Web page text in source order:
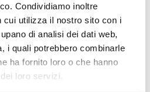
Condividiamo inoltre
cui utilizza il nostro sito con i
di analisi dei dati web,
i quali potrebbero combinarle
ha fornito loro o che hanno
loro servizi.
volta ai temi della cultural
utile allo sviluppo del business
di sottoculture costituite da
che si contraddistinguono
sessuale, di genere, età o etnia